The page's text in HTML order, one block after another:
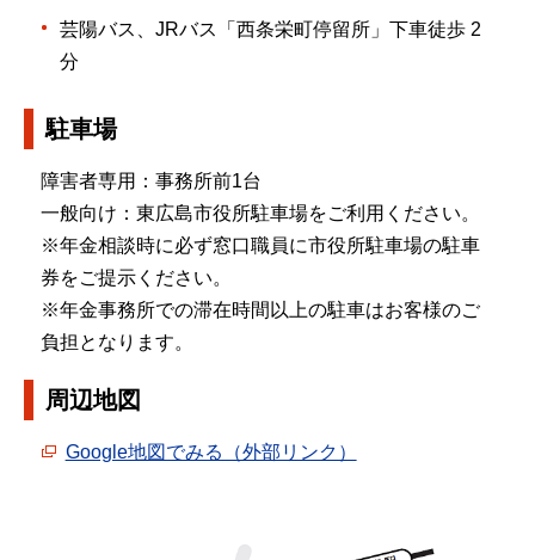
芸陽バス、JRバス「西条栄町停留所」下車徒歩 2
分
駐車場
障害者専用：事務所前1台
一般向け：東広島市役所駐車場をご利用ください。
※年金相談時に必ず窓口職員に市役所駐車場の駐車
券をご提示ください。
※年金事務所での滞在時間以上の駐車はお客様のご
負担となります。
周辺地図
Google地図でみる（外部リンク）